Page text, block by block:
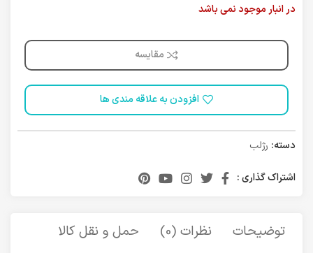
در انبار موجود نمی باشد
مقایسه
افزودن به علاقه مندی ها
دسته: رژلب
اشتراک گذاری :
توضیحات نظرات (0) حمل و نقل کالا